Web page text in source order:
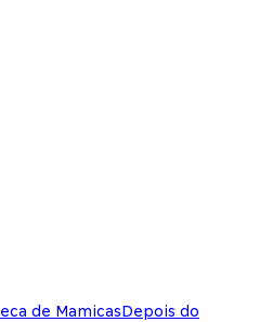
de MamicasDepois do